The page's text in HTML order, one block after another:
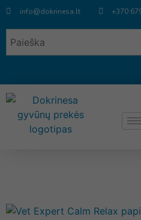
info@dokrinesa.lt +370